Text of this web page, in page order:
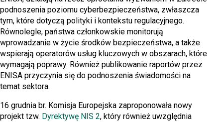
podnoszenia poziomu cyberbezpieczeństwa, zwłaszcza
tym, które dotyczą polityki i kontekstu regulacyjnego.
Równolegle, państwa członkowskie monitorują
wprowadzanie w życie środków bezpieczeństwa, a także
wspierają operatorów usług kluczowych w obszarach, które
wymagają poprawy. Również publikowanie raportów przez
ENISA przyczynia się do podnoszenia świadomości na
temat sektora.
16 grudnia br. Komisja Europejska zaproponowała nowy
projekt tzw. Dyrektywę NIS 2, który również uwzględnia